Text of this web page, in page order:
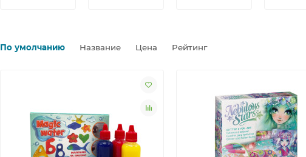
По умолчанию Название Цена Рейтинг